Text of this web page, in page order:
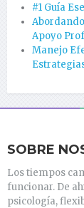
#1 Guía
Apoyo
Manejo
SOBRE
Los tiempos
funcionar. De
psicología,